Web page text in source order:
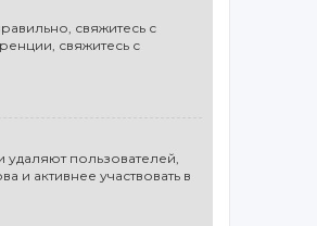
свяжитесь с
свяжитесь с
пользователей,
активнее участвовать в